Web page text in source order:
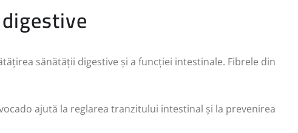
sănătății digestive și a funcției intestinale. Fibrele din
ajută la reglarea tranzitului intestinal și la prevenirea